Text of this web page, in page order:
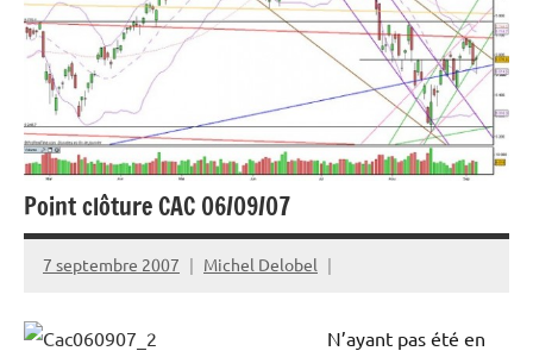
Point clôture CAC 06/09/07
7 septembre 2007 Michel Delobel
N’ayant pas été en